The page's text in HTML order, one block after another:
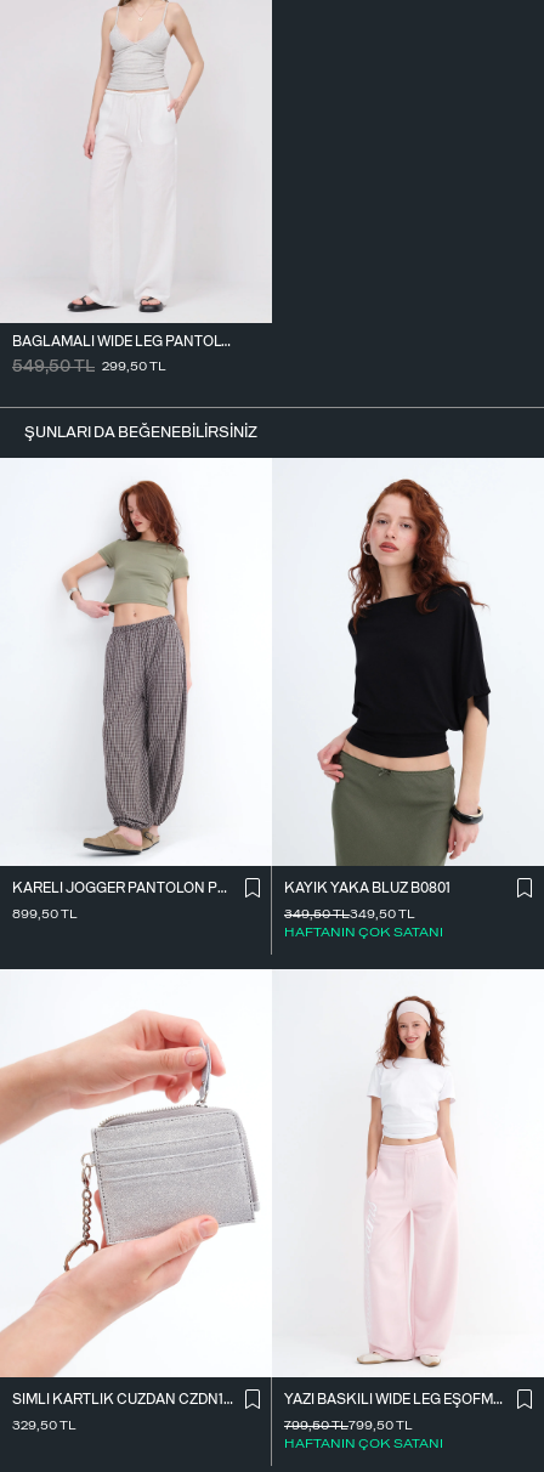
BAĞLAMALI WIDE LEG PANTOLON PN16599-J12
549,50TL 299,50TL
ŞUNLARI DA BEĞENEBILIRSINIZ
KARELI JOGGER PANTOLON PN18222
899,50TL
KAYIK YAKA BLUZ B0801
349,50TL
HAFTANIN ÇOK SATANI
349,50TL
SIMLI KARTLIK CÜZDAN CZDN158
329,50TL
YAZI BASKILI WIDE LEG EŞOFMAN EŞF10698
799,50TL
HAFTANIN ÇOK SATANI
799,50TL